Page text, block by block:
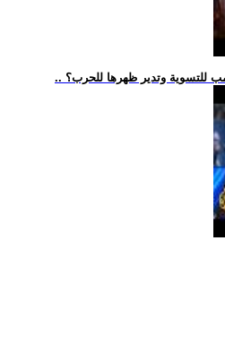
للتسوية وتدير ظهرها للحرب؟